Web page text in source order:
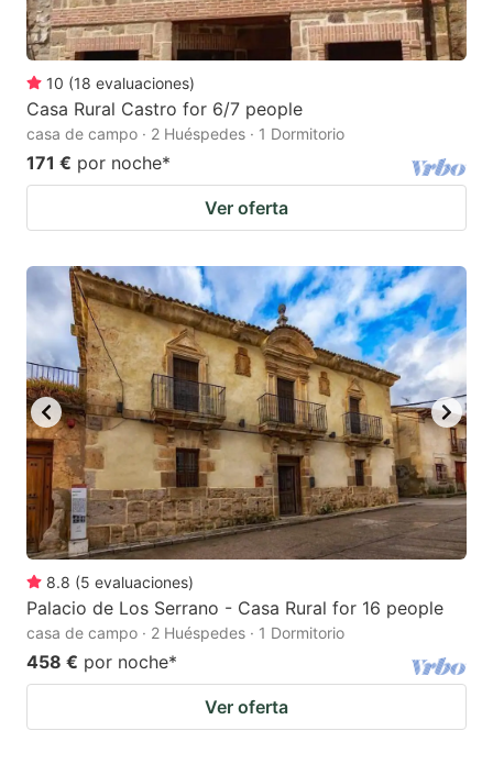
10 (18 evaluaciones)
Casa Rural Castro for 6/7 people
casa de campo · 2 Huéspedes · 1 Dormitorio
171 € por noche*
Ver oferta
8.8 (5 evaluaciones)
Palacio de Los Serrano - Casa Rural for 16 people
casa de campo · 2 Huéspedes · 1 Dormitorio
458 € por noche*
Ver oferta